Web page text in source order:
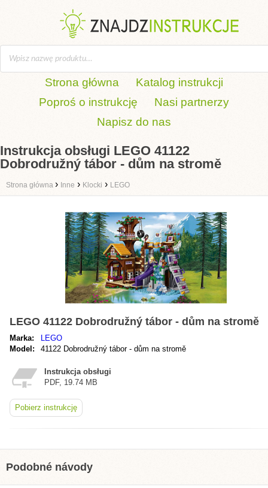
Strona główna
Katalog instrukcji
Poproś o instrukcję
Nasi partnerzy
Napisz do nas
Instrukcja obsługi LEGO 41122
Dobrodružný tábor - dům na stromě
Strona główna › Inne › Klocki › LEGO
LEGO 41122 Dobrodružný tábor - dům na stromě
Marka:
LEGO
Model:
41122 Dobrodružný tábor - dům na stromě
Instrukcja obsługi
PDF, 19.74 MB
Pobierz instrukcję
Podobné návody